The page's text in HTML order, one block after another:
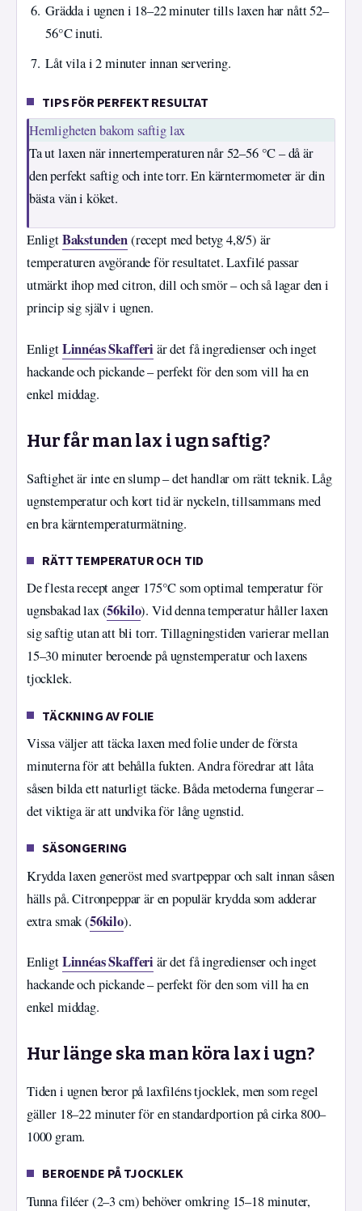
Grädda i ugnen i 18–22 minuter tills laxen har nått 52–
56°C inuti.
Låt vila i 2 minuter innan servering.
TIPS FÖR PERFEKT RESULTAT
Hemligheten bakom saftig lax
Ta ut laxen när innertemperaturen når 52–56 °C – då är
den perfekt saftig och inte torr. En kärntermometer är din
bästa vän i köket.
EnligtBakstunden(recept med betyg 4,8/5) är
temperaturen avgörande för resultatet. Laxfilé passar
utmärkt ihop med citron, dill och smör – och så lagar den i
princip sig själv i ugnen.
EnligtLinnéas Skafferi är det få ingredienser och inget
hackande och pickande – perfekt för den som vill ha en
enkel middag.
Hur får man lax i ugn saftig?
Saftighet är inte en slump – det handlar om rätt teknik. Låg
ugnstemperatur och kort tid är nyckeln, tillsammans med
en bra kärntemperaturmätning.
RÄTT TEMPERATUR OCH TID
De flesta recept anger 175°C som optimal temperatur för
ugnsbakad lax (56kilo). Vid denna temperatur håller laxen
sig saftig utan att bli torr. Tillagningstiden varierar mellan
15–30 minuter beroende på ugnstemperatur och laxens
tjocklek.
TÄCKNING AV FOLIE
Vissa väljer att täcka laxen med folie under de första
minuterna för att behålla fukten. Andra föredrar att låta
såsen bilda ett naturligt täcke. Båda metoderna fungerar –
det viktiga är att undvika för lång ugnstid.
SÄSONGERING
Krydda laxen generöst med svartpeppar och salt innan såsen
hälls på. Citronpeppar är en populär krydda som adderar
extra smak (56kilo).
EnligtLinnéas Skafferi är det få ingredienser och inget
hackande och pickande – perfekt för den som vill ha en
enkel middag.
Hur länge ska man köra lax i ugn?
Tiden i ugnen beror på laxfiléns tjocklek, men som regel
gäller 18–22 minuter för en standardportion på cirka 800–
1000 gram.
BEROENDE PÅ TJOCKLEK
Tunna filéer (2–3 cm) behöver omkring 15–18 minuter,